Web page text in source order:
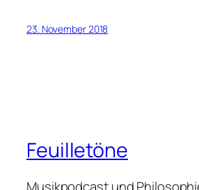
23. November 2018
Feuilletöne